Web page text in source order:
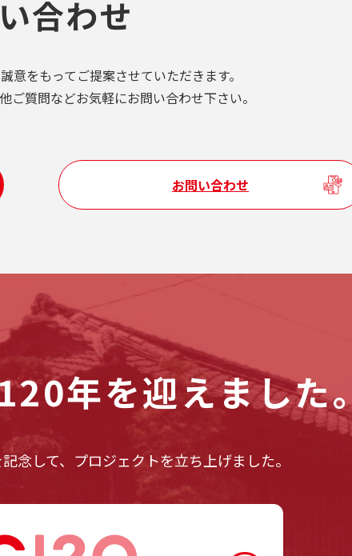
合わせ
意をもってご提案させていただきます。
ご質問などお気軽にお問い合わせ下さい。
お問い合わせ
年を迎えました。
念して、プロジェクトを立ち上げました。